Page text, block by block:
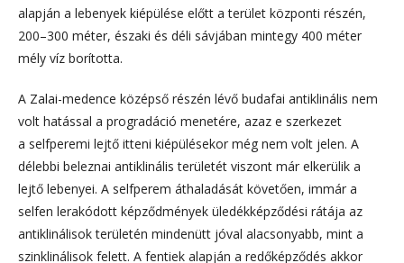
alapján a lebenyek kiépülése előtt a terület központi részén,
200–300 méter, északi és déli sávjában mintegy 400 méter
mély víz borította.
A Zalai-medence középső részén lévő budafai antiklinális nem
volt hatással a progradáció menetére, azaz e szerkezet
a selfperemi lejtő itteni kiépülésekor még nem volt jelen. A
délebbi beleznai antiklinális területét viszont már elkerülik a
lejtő lebenyei. A selfperem áthaladását követően, immár a
selfen lerakódott képződmények üledékképződési rátája az
antiklinálisok területén mindenütt jóval alacsonyabb, mint a
szinklinálisok felett. A fentiek alapján a redőképződés akkor